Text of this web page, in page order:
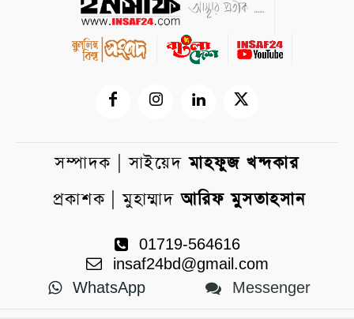
সম্পাদক | সাইয়েদমাহফুজ খন্দকার
প্রকাশক | মুহাম্মাদআরিফ মুসতাহসান
01719-564616
insaf24bd@gmail.com
WhatsApp
Messenger